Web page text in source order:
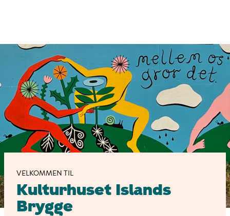
Kulturhuset
Islands
Brygge
VELKOMMEN TIL
Kulturhuset Islands
Brygge